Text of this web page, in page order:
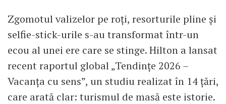
Zgomotul valizelor pe roți, resorturile pline și
selfie-stick-urile s-au transformat într-un
ecou al unei ere care se stinge. Hilton a lansat
recent raportul global „Tendințe 2026 –
Vacanța cu sens”, un studiu realizat în 14 țări,
care arată clar: turismul de masă este istorie.